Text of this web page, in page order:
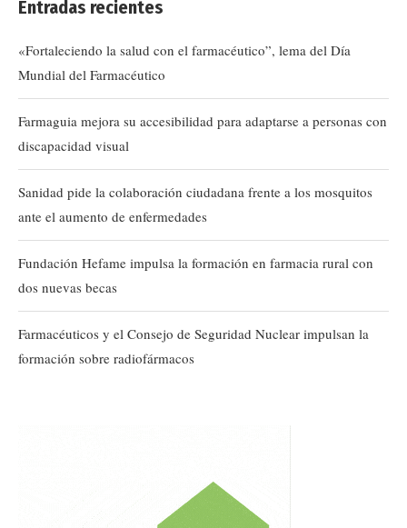
Entradas recientes
«Fortaleciendo la salud con el farmacéutico”, lema del Día
Mundial del Farmacéutico
Farmaguia mejora su accesibilidad para adaptarse a personas con
discapacidad visual
Sanidad pide la colaboración ciudadana frente a los mosquitos
ante el aumento de enfermedades
Fundación Hefame impulsa la formación en farmacia rural con
dos nuevas becas
Farmacéuticos y el Consejo de Seguridad Nuclear impulsan la
formación sobre radiofármacos